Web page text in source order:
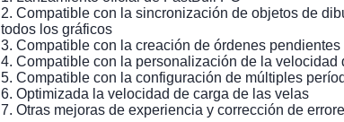
1950 ~ 2100
tasa de fertilidad
Datos de población, anual，
1950 ~ 2100
tasa de migración neta
2. Compatible con la sincronización de objetos de
todos los gráficos
3. Compatible con la creación de órdenes
4. Compatible con la personalización de la velocidad
5. Compatible con la configuración de múltiples
6. Optimizada la velocidad de carga de las velas
7. Otras mejoras de experiencia y corrección de